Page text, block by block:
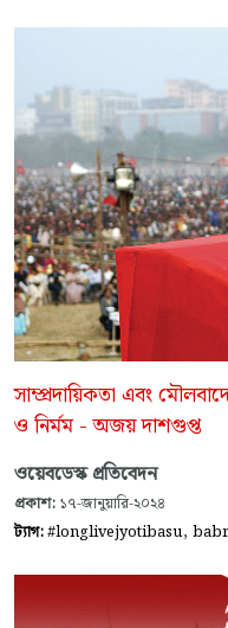
সাম্প্রদায়িকতা এবং
ও নির্মম - অজয় দাশগুপ্ত
ওয়েবডেস্ক প্রতিবেদন
প্রকাশ: ১৭-জানুয়ারি-২০২৪
ট্যাগ:#longlivejyotibasu,